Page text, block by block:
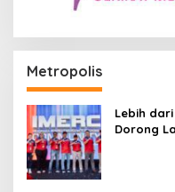
Metropolis
Lebih dari
Dorong